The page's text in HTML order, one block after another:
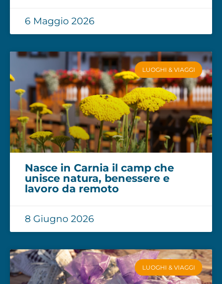
6 Maggio 2026
LUOGHI & VIAGGI
Nasce in Carnia il camp che
unisce natura, benessere e
lavoro da remoto
8 Giugno 2026
LUOGHI & VIAGGI